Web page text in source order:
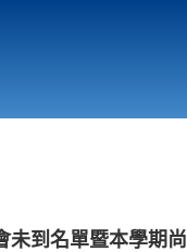
到名單暨本學期